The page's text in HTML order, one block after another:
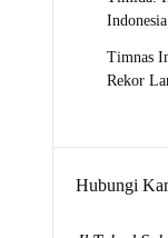
Indonesia
Timnas
Rekor
Hubungi